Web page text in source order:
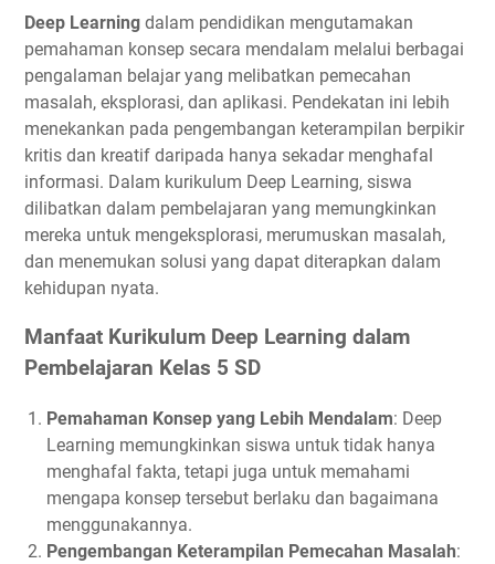
Deep Learning dalam pendidikan mengutamakan
pemahaman konsep secara mendalam melalui berbagai
pengalaman belajar yang melibatkan pemecahan
masalah, eksplorasi, dan aplikasi. Pendekatan ini lebih
menekankan pada pengembangan keterampilan berpikir
kritis dan kreatif daripada hanya sekadar menghafal
informasi. Dalam kurikulum Deep Learning, siswa
dilibatkan dalam pembelajaran yang memungkinkan
mereka untuk mengeksplorasi, merumuskan masalah,
dan menemukan solusi yang dapat diterapkan dalam
kehidupan nyata.
Manfaat Kurikulum Deep Learning dalam
Pembelajaran Kelas 5 SD
Pemahaman Konsep yang Lebih Mendalam: Deep
Learning memungkinkan siswa untuk tidak hanya
menghafal fakta, tetapi juga untuk memahami
mengapa konsep tersebut berlaku dan bagaimana
menggunakannya.
Pengembangan Keterampilan Pemecahan Masalah: